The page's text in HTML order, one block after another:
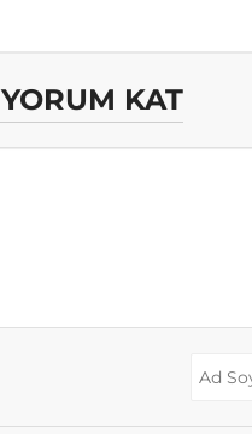
YORUM KAT